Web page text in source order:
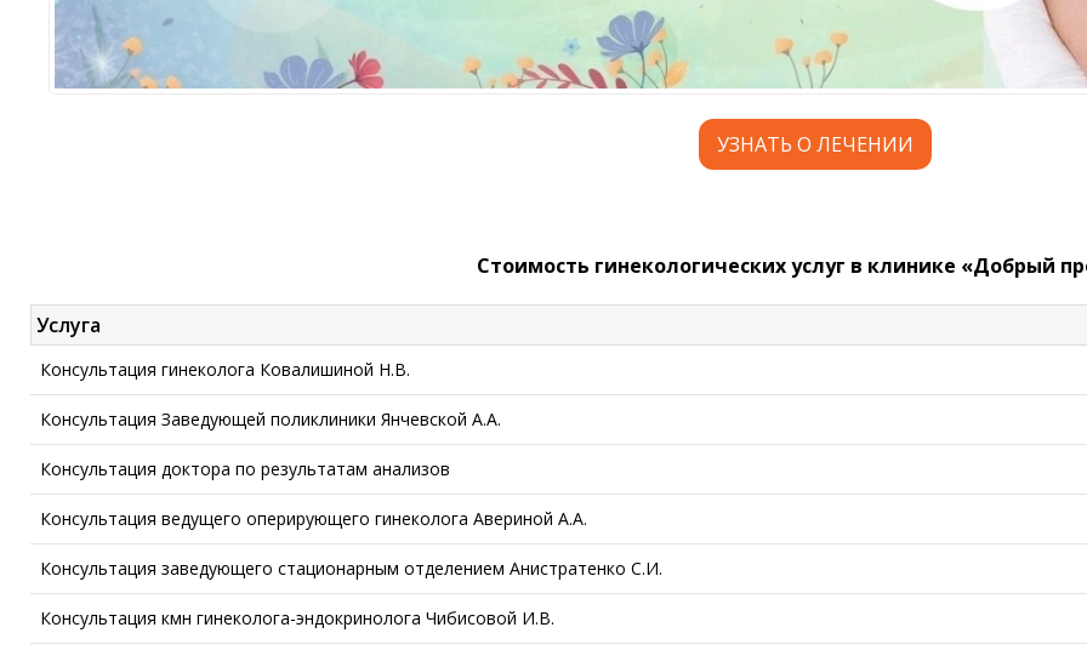
УЗНАТЬ О ЛЕЧЕНИИ
Стоимость гинекологических услуг в клинике «Добрый
Услуга
Консультация гинеколога Ковалишиной Н.В.
Консультация Заведующей поликлиники Янчевской А.А.
Консультация доктора по результатам анализов
Консультация ведущего оперирующего гинеколога Авериной А.А.
Консультация заведующего стационарным отделением Анистратенко С.И.
Консультация кмн гинеколога-эндокринолога Чибисовой И.В.